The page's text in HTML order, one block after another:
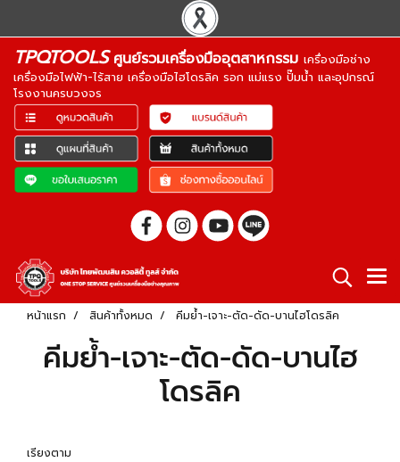
TPQTOOLSศูนย์รวมเครื่องมืออุตสาหกรรม เครื่องมือช่าง
เครื่องมือไฟฟ้า-ไร้สาย เครื่องมือไฮโดรลิค รอก แม่แรง ปั๊มน้ำ และอุปกรณ์
โรงงานครบวงจร
หน้าแรก สินค้าทั้งหมด คีมย้ำ-เจาะ-ตัด-ดัด-บานไฮโดรลิค
คีมย้ำ-เจาะ-ตัด-ดัด-บานไฮ
โดรลิค
เรียงตาม